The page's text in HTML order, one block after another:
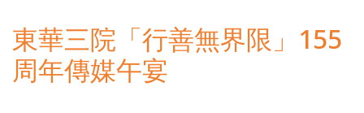
東華三院「行善無界限」155
周年傳媒午宴